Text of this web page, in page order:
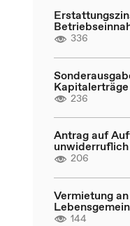
336
236
Antrag auf
unwiderruflich
206
Vermietung
144